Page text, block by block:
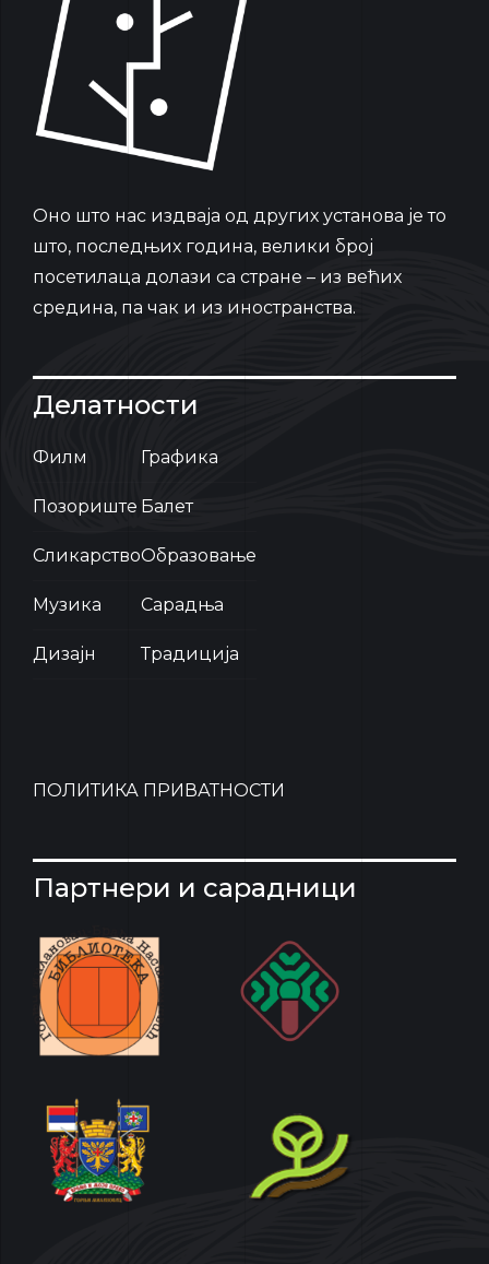
Oно што нас издваја од других установа је то
што, последњих година, велики број
посетилаца долази са стране – из већих
средина, па чак и из иностранства.
Делатности
Филм
Позориште
Сликарство
Музика
Дизајн
Графика
Балет
Образовање
Сарадња
Традиција
ПОЛИТИКА ПРИВАТНОСТИ
Партнери и сарадници